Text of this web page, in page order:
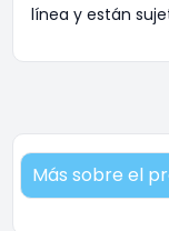
línea y están
Más sobre el